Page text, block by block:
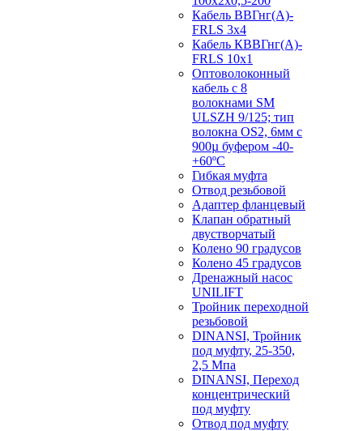
Кабель ВВГнг(А)-
FRLS 3х4
Кабель КВВГнг(А)-
FRLS 10х1
Оптоволоконный
кабель с 8
волокнами SM
ULSZH 9/125; тип
волокна OS2, 6мм с
900µ буфером -40-
+60ºC
Гибкая муфта
Отвод резьбовой
Адаптер фланцевый
Клапан обратный
двустворчатый
Колено 90 градусов
Колено 45 градусов
Дренажный насос
UNILIFT
Тройник переходной
резьбовой
DINANSI, Тройник
под муфту, 25-350,
2,5 Мпа
DINANSI, Переход
концентрический
под муфту
Отвод под муфту